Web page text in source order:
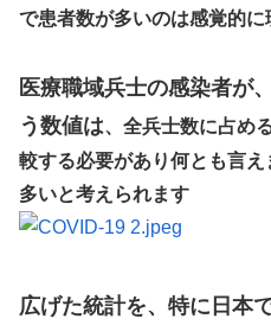
で患者数が多いのは感覚的に
医療職域兵士の感染者が
う数値は、全兵士数に占め
較する必要があり何とも言
多いと考えられます
広げた統計を、特に日本